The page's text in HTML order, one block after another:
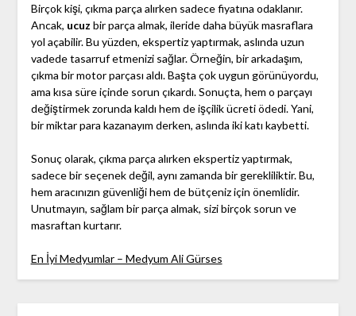
Birçok kişi, çıkma parça alırken sadece fiyatına odaklanır.
Ancak, ucuz bir parça almak, ileride daha büyük masraflara
yol açabilir. Bu yüzden, ekspertiz yaptırmak, aslında uzun
vadede tasarruf etmenizi sağlar. Örneğin, bir arkadaşım,
çıkma bir motor parçası aldı. Başta çok uygun görünüyordu,
ama kısa süre içinde sorun çıkardı. Sonuçta, hem o parçayı
değiştirmek zorunda kaldı hem de işçilik ücreti ödedi. Yani,
bir miktar para kazanayım derken, aslında iki katı kaybetti.
Sonuç olarak, çıkma parça alırken ekspertiz yaptırmak,
sadece bir seçenek değil, aynı zamanda bir gerekliliktir. Bu,
hem aracınızın güvenliği hem de bütçeniz için önemlidir.
Unutmayın, sağlam bir parça almak, sizi birçok sorun ve
masraftan kurtarır.
En İyi Medyumlar – Medyum Ali Gürses